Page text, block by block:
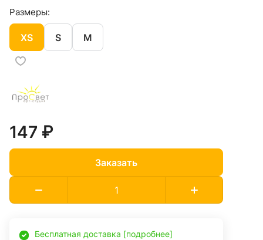
Размеры:
XS S M
147 ₽
Заказать
Бесплатная доставка [подробнее]